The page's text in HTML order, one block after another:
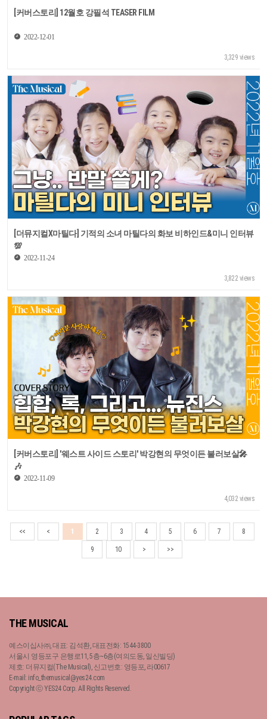
[커버스토리] 12월호 강필석 TEASER FILM
2022-12-01
3,329 views
[더뮤지컬X마틸다] 기적의 소녀 마틸다의 화보 비하인드&미니 인터뷰
💯
2022-11-24
3,822 views
[커버스토리] '웨스트 사이드 스토리' 박강현의 무엇이든 불러보살🎤
🎶
2022-11-09
4,032 views
<< < 1 2 3 4 5 6 7 8
9 10 > >>
THE MUSICAL
예스이십사㈜, 대표: 김석환, 대표전화: 1544-3800
서울시 영등포구 은행로11, 5층~6층(여의도동, 일신빌딩)
제호: 더뮤지컬(The Musical), 신고번호: 영등포, 라00617
E-mail: info_themusical@yes24.com
Copyright ⓒ YES24 Corp. All Rights Reserved.